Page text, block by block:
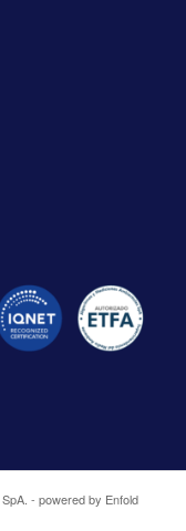
- powered by Enfold